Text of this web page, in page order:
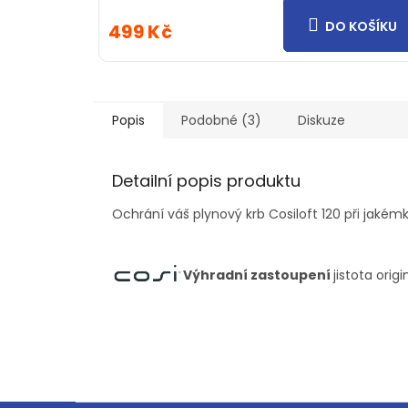
499 Kč DO KOŠÍKU
Popis Podobné (3) Diskuze
Detailní popis produktu
Ochrání váš plynový krb Cosiloft 120 při
Výhradní zastoupení jistota